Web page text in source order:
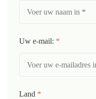
Uw e-mail: *
Land *